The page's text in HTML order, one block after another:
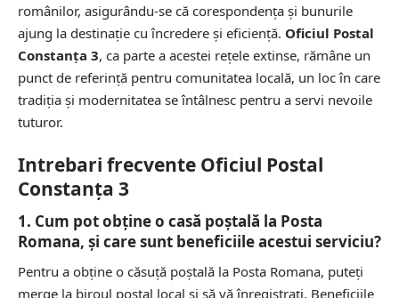
românilor, asigurându-se că corespondența și bunurile
ajung la destinație cu încredere și eficiență. Oficiul Postal
Constanţa 3, ca parte a acestei rețele extinse, rămâne un
punct de referință pentru comunitatea locală, un loc în care
tradiția și modernitatea se întâlnesc pentru a servi nevoile
tuturor.
Intrebari frecvente Oficiul Postal
Constanţa 3
1. Cum pot obține o casă poștală la Posta
Romana, și care sunt beneficiile acestui serviciu?
Pentru a obține o căsuță poștală la Posta Romana, puteți
merge la biroul poștal local și să vă înregistrați. Beneficiile